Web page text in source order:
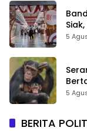
5
5
BERITA